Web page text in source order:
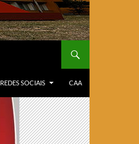
REDES SOCIAIS CAA